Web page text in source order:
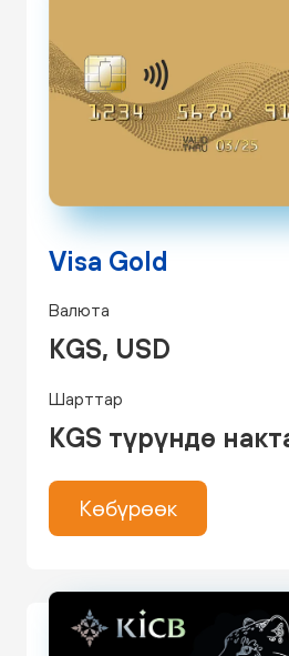
Visa Gold
Валюта
KGS, USD
Шарттар
KGS түрүндө
Көбүрөөк